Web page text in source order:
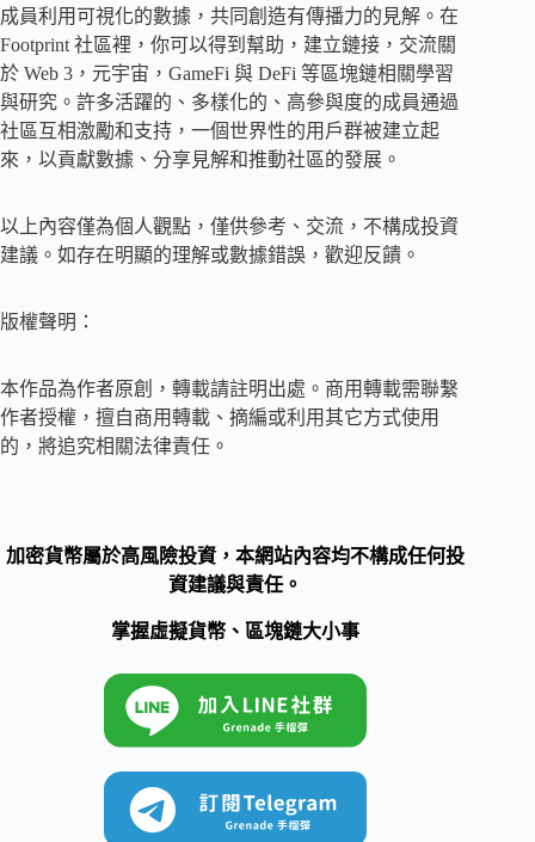
成員利用可視化的數據，共同創造有傳播力的見解。在
Footprint 社區裡，你可以得到幫助，建立鏈接，交流關
於 Web 3，元宇宙，GameFi 與 DeFi 等區塊鏈相關學習
與研究。許多活躍的、多樣化的、高參與度的成員通過
社區互相激勵和支持，一個世界性的用戶群被建立起
來，以貢獻數據、分享見解和推動社區的發展。
以上內容僅為個人觀點，僅供參考、交流，不構成投資
建議。如存在明顯的理解或數據錯誤，歡迎反饋。
版權聲明：
本作品為作者原創，轉載請註明出處。商用轉載需聯繫
作者授權，擅自商用轉載、摘編或利用其它方式使用
的，將追究相關法律責任。
加密貨幣屬於高風險投資，本網站內容均不構成任何投
資建議與責任。
掌握虛擬貨幣、區塊鏈大小事